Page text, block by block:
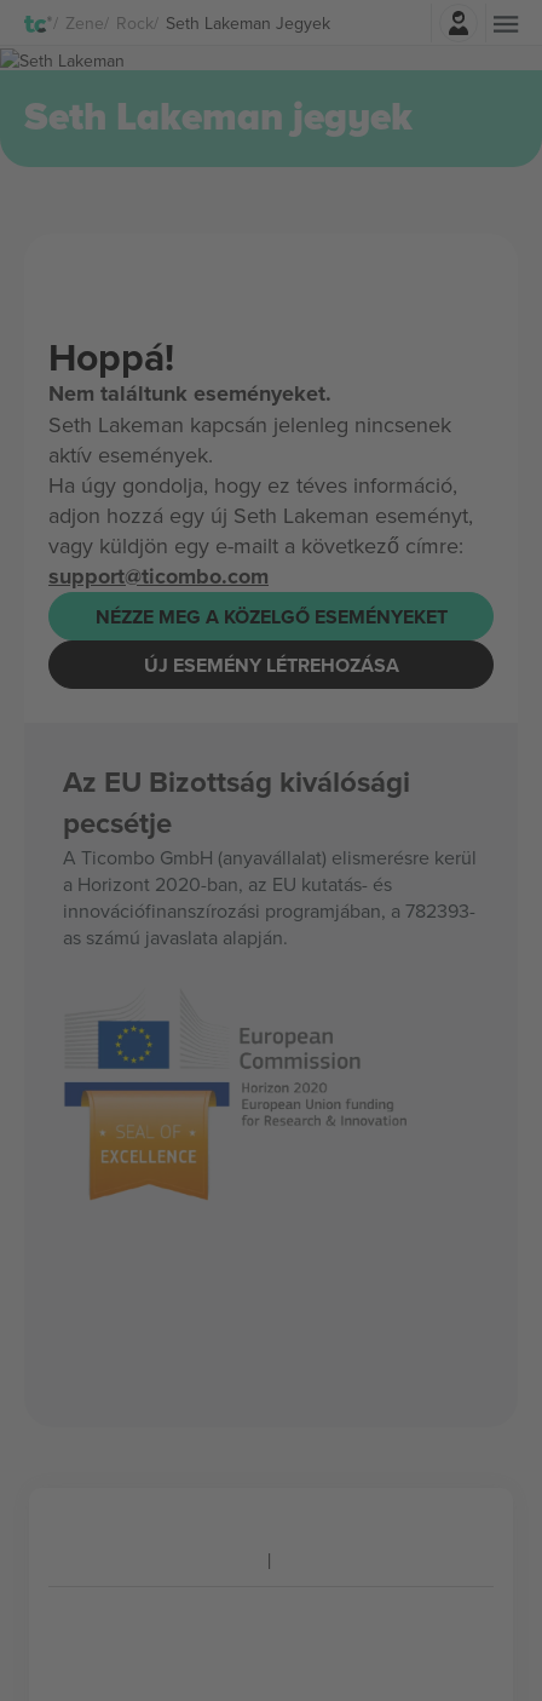
Zene Rock Seth Lakeman JegyekBelépés
Seth Lakeman jegyek
Hoppá!
Nem találtunk eseményeket.
Seth Lakeman kapcsán jelenleg nincsenek
aktív események.
Ha úgy gondolja, hogy ez téves információ,
adjon hozzá egy új Seth Lakeman eseményt,
vagy küldjön egy e-mailt a következő címre:
support@ticombo.com
NÉZZE MEG A KÖZELGŐ ESEMÉNYEKET
ÚJ ESEMÉNY LÉTREHOZÁSA
Az EU Bizottság kiválósági
pecsétje
A Ticombo GmbH (anyavállalat) elismerésre kerül
a Horizont 2020-ban, az EU kutatás- és
innovációfinanszírozási programjában, a 782393-
as számú javaslata alapján.